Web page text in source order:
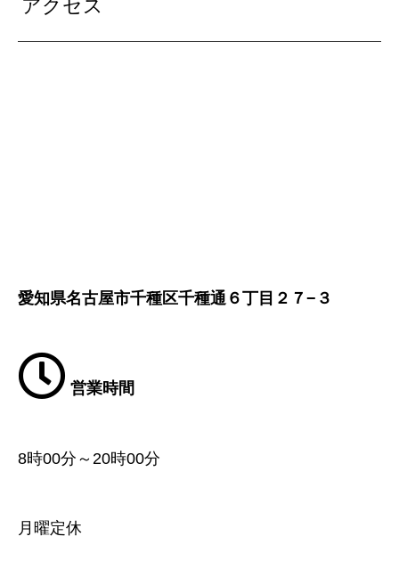
アクセス
愛知県名古屋市千種区千種通６丁目２７−３
営業時間
8時00分～20時00分
月曜定休